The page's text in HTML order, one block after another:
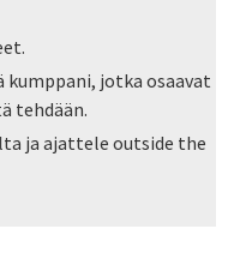
jotka osaavat
tehdään.
ja ajattele outside the